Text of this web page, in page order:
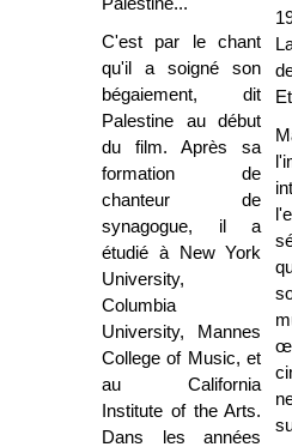
C'est par le chant
qu'il a soigné son
bégaiement, dit
Palestine au début
du film. Après sa
formation de
chanteur de
synagogue, il a
étudié à New York
University,
Columbia
University, Mannes
College of Music, et
au California
Institute of the Arts.
Dans les années